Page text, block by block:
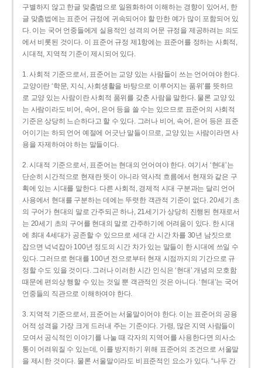
구별하지 않고 한글 맞춤법으로 일원화하여 이해하는 경향이 있어서, 한
글 맞춤법에는 표준어 규정에 귀속되어야 할 만한 예가 많이 포함되어 있
다. 이는 국어 언중들에게 실용적인 성격의 어문 규정을 제공하려는 의도
에서 비롯된 것이다. 이 표준어 규정 제1항에는 표준어를 정하는 사회적,
시대적, 지역적 기준이 제시되어 있다.
1. 사회적 기준으로서, 표준어는 교양 있는 사람들이 쓰는 언어여야 한다.
교양이란 ‘학문, 지식, 사회생활을 바탕으로 이루어지는 품위’를 뜻하므
로 교양 있는 사람이란 사회적 품위를 갖춘 사람을 말한다. 물론 교양 있
는 사람이라도 비어, 속어, 은어 등을 쓸 수는 있으므로 표준어의 사회적
기준은 상당히 느슨하다고 할 수 있다. 그러나 비어, 속어, 은어 등은 표준
어이기는 하되 언어 예절에 어긋난 말들이므로, 교양 있는 사람이라면 사
용을 자제하여야 하는 말들이다.
2. 시대적 기준으로서, 표준어는 현대의 언어여야 한다. 여기서 ‘현대’는
단순히 시간적으로 현재란 뜻이 아니라 역사적 흐름에서 현재와 같은 구
획에 있는 시대를 말한다. 다른 사회적, 경제적 시대 구분과는 달리 언어
사용에서 현대를 구분하는 데에는 뚜렷한 객관적 기준이 없다. 20세기 초
의 구어가 현대의 말로 간주되곤 하나, 21세기가 상당히 진행된 현재로서
는 20세기 초의 구어를 현대의 말로 간주하기에 어려움이 있다. 한 시대
에 최대 4세대가 공존할 수 있으므로 세대 간 시간 차를 30년 남짓으로
잡으면 넉넉잡아 100년 정도의 시간 차가 있는 말들이 한 시대에 쓰일 수
있다. 그러므로 현대를 100년 전으로부터 현재 시점까지의 기간으로 규
정할 수도 있을 것이다. 그러나 이러한 시간 인식은 ‘현대’ 개념의 모호함
때문에 편의상 행할 수 있는 것일 뿐 객관적인 것은 아니다. ‘현대’는 국어
언중들의 직관으로 이해하여야 한다.
3. 지역적 기준으로서, 표준어는 서울말이어야 한다. 이는 표준어의 공용
어적 성격을 가장 크게 드러내 주는 기준이다. 가령, 많은 지역 사람들이
모여서 공식적인 이야기를 나눌 때 각자의 지역어를 사용한다면 의사소
통이 어려워질 수 있는데, 이를 방지하기 위해 표준어의 조건으로 서울말
을 제시한 것이다. 물론 서울말이라도 비표준적인 요소가 있다. “나두 간